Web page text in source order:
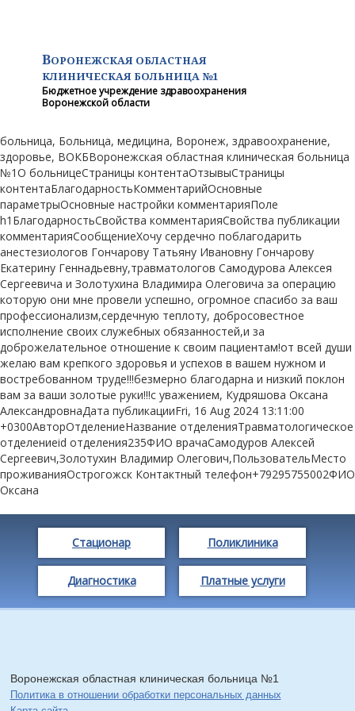
ВОРОНЕЖСКАЯ ОБЛАСТНАЯ
КЛИНИЧЕСКАЯ БОЛЬНИЦА №1
Бюджетное учреждение здравоохранения
Воронежской области
больница, Больница, медицина, Воронеж, здравоохранение,
здоровье, ВОКБВоронежская областная клиническая больница
№1О больницеСтраницы контентаОтзывыСтраницы
контентаБлагодарностьКомментарийОсновные
параметрыОсновные настройки комментарияПоле
h1БлагодарностьСвойства комментарияСвойства публикации
комментарияСообщениеХочу сердечно поблагодарить
анестезиологов Гончарову Татьяну Ивановну Гончарову
Екатерину Геннадьевну,травматологов Самодурова Алексея
Сергеевича и Золотухина Владимира Олеговича за операцию
которую они мне провели успешно, огромное спасибо за ваш
профессионализм,сердечную теплоту, добросовестное
исполнение своих служебных обязанностей,и за
доброжелательное отношение к своим пациентам!от всей души
желаю вам крепкого здоровья и успехов в вашем нужном и
востребованном труде!!!безмерно благодарна и низкий поклон
вам за ваши золотые руки!!!с уважением, Кудряшова Оксана
АлександровнаДата публикацииFri, 16 Aug 2024 13:11:00
+0300АвторОтделениеНазвание отделенияТравматологическое
отделениеid отделения235ФИО врачаСамодуров Алексей
Сергеевич,Золотухин Владимир Олегович,ПользовательМесто
проживанияОстрогожск Контактный телефон+79295755002ФИО
Оксана
Стационар Поликлиника
Диагностика Платные услуги
Воронежская областная клиническая больница №1
Политика в отношении обработки персональных данных